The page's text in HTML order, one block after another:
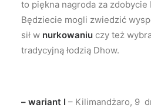
to piękna nagroda za zdobycie
Będziecie mogli zwiedzić
sił w nurkowaniu czy też
tradycyjną łodzią Dhow.
– wariant I – Kilimandżaro, 9